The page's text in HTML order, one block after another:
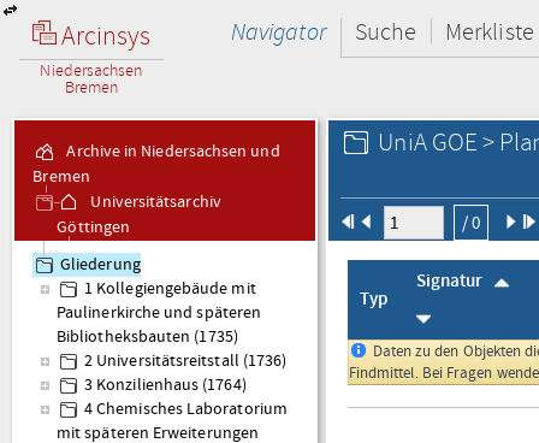
Arcinsys
Niedersachsen
Bremen
Navigator Suche Merkliste
Archive in Niedersachsen und
Bremen
Universitätsarchiv
Göttingen
Plan. Plansammlung
Gliederung
1 Kollegiengebäude mit
Paulinerkirche und späteren
Bibliotheksbauten (1735)
2 Universitätsreitstall (1736)
3 Konzilienhaus (1764)
4 Chemisches Laboratorium
mit späteren Erweiterungen
UniA GOE >
/ 0
Typ
Signatur
Daten zu den Objekten
Findmittel. Bei Fragen